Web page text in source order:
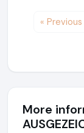
« Previous
More